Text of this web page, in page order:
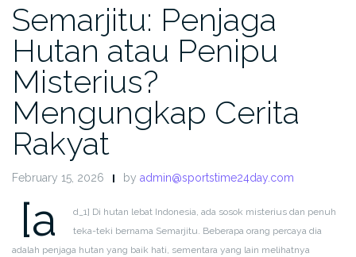
Semarjitu: Penjaga
Hutan atau Penipu
Misterius?
Mengungkap Cerita
Rakyat
February 15, 2026 by admin@sportstime24day.com
[a d_1] Di hutan lebat Indonesia, ada sosok misterius dan penuh
teka-teki bernama Semarjitu. Beberapa orang percaya dia
adalah penjaga hutan yang baik hati, sementara yang lain melihatnya